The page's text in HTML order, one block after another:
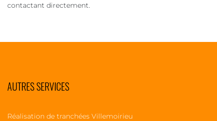
contactant directement.
AUTRES SERVICES
Réalisation de tranchées Villemoirieu